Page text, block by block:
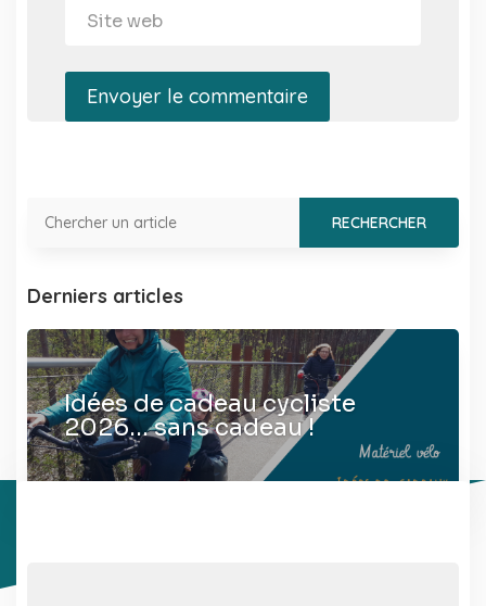
Envoyer le commentaire
Derniers articles
Idées de cadeau cycliste
2026… sans cadeau !